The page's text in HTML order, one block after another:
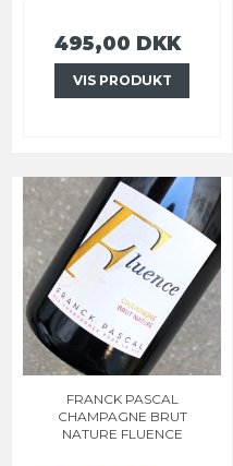
495,00 DKK
VIS PRODUKT
FRANCK PASCAL
CHAMPAGNE BRUT
NATURE FLUENCE